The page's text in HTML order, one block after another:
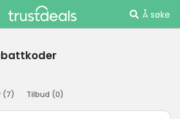
Å søke
(7) Tilbud (0)